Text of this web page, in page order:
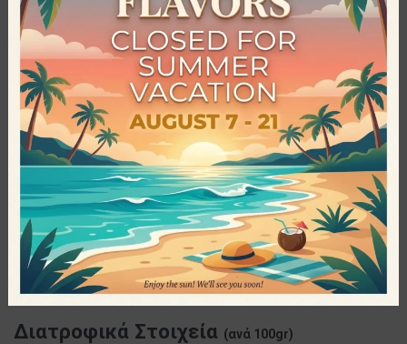
(χρωστικές, συντηρητικά κ.α.). Σκοπός της εταιρείας είναι
να παρέχει προϊόντα που να συνδυάζουν την υψηλή
θρεπτική αξία με την γεύση και να είναι απόλυτα υγιεινά.
Προδιαγραφές
The Nutlers – Βούτυρα Ξηρών Καρπών
ΙΔΙΌΤΗΤΕΣ
Vegan,Φυσικό Προϊόν,Χωρίς Γλουτένη,
Χωρίς Ζάχαρη
Χωρίς Συντηρητικά ,
Χωρίς Φοινικέλαιο, Υψηλή Πρωτεΐνη
ΜΈΓΕΘΟΣ 250gr
Διατροφικά Στοιχεία (ανά 100gr)